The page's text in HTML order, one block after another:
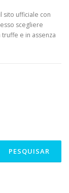
sito ufficiale con
scegliere
e in assenza